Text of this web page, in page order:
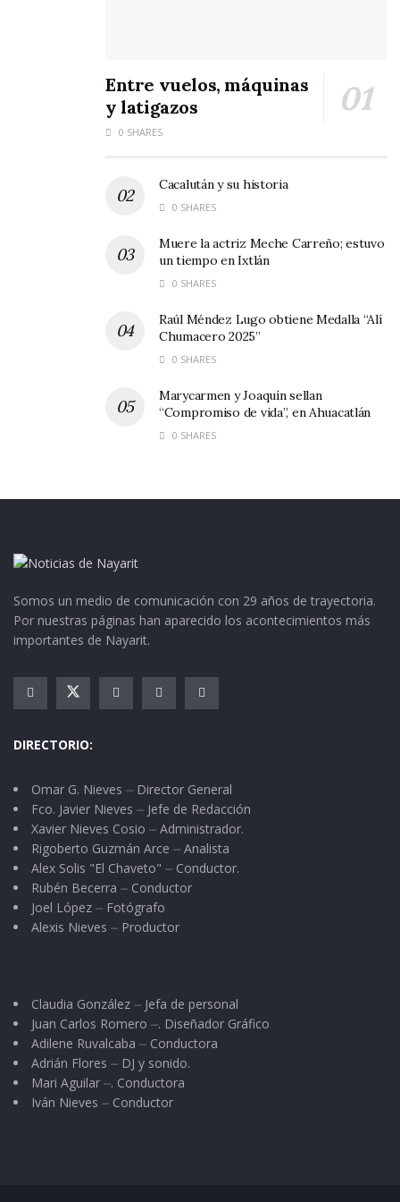
Entre vuelos, máquinas
y latigazos
0 SHARES
Cacalután y su historia
0 SHARES
Muere la actriz Meche Carreño; estuvo
un tiempo en Ixtlán
0 SHARES
Raúl Méndez Lugo obtiene Medalla “Alí
Chumacero 2025”
0 SHARES
Marycarmen y Joaquín sellan
“Compromiso de vida”, en Ahuacatlán
0 SHARES
Somos un medio de comunicación con 29 años de trayectoria.
Por nuestras páginas han aparecido los acontecimientos más
importantes de Nayarit.
DIRECTORIO:
Omar G. Nieves ⏤ Director General
Fco. Javier Nieves ⏤ Jefe de Redacción
Xavier Nieves Cosio ⏤ Administrador.
Rigoberto Guzmán Arce ⏤ Analista
Alex Solis "El Chaveto" ⏤ Conductor.
Rubén Becerra ⏤ Conductor
Joel López ⏤ Fotógrafo
Alexis Nieves ⏤ Productor
Claudia González ⏤ Jefa de personal
Juan Carlos Romero ⏤. Diseñador Gráfico
Adilene Ruvalcaba ⏤ Conductora
Adrián Flores ⏤ DJ y sonido.
Mari Aguilar ⏤. Conductora
Iván Nieves ⏤ Conductor